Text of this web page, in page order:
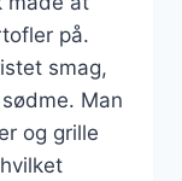
på.
smag,
Man
og grille